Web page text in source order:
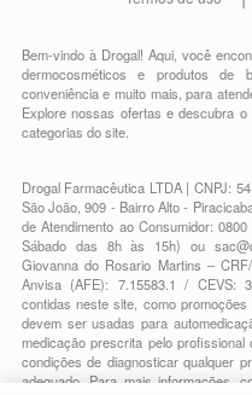
Bem-vindo à Drogal! Aqui, você
dermocosméticos e produtos de
conveniênciae muito mais, para
Explore nossas ofertas e descubra
categorias do site.
Drogal Farmacêutica LTDA | CNPJ:
São João, 909 - Bairro Alto -
de Atendimento ao Consumidor:
Sábado das 8h às 15h) ou
Giovanna do Rosario Martins –
Anvisa (AFE): 7.15583.1 / CEVS:
contidas neste site, como
devem ser usadas para
medicação prescrita pelo
condições de diagnosticar qualquer
adequado. Para mais informações,